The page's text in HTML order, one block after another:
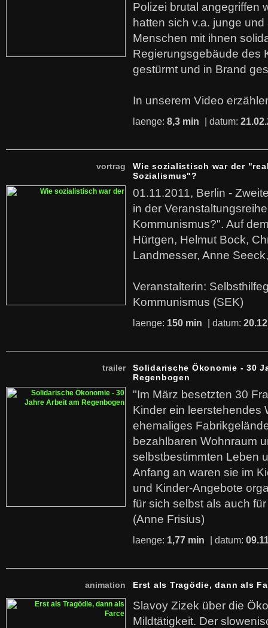
Polizei brutal angegriffen
hatten sich v.a. junge
Menschen mit ihnen
Regierungsgebäude des
gestürmt und in Brand
In unserem Video
laenge: 8,3 min | datum:
vortrag
Wie sozialistisch war der
Sozialismus"?
01.11.2011, Berlin -
in der
Kommunismus?". Auf
Hürtgen, Helmut Bock,
Landmesser, Anne
Veranstalterin:
Kommunismus (SEK)
laenge: 150 min | datum:
trailer
Solidarische Ökonomie - 30
Regenbogen
"Im März besetzten 30
Kinder ein leerstehendes
ehemaliges
bezahlbaren Wohnraum
selbstbestimmten Leben
Anfang an waren sie im
und Kinder-Angebote
für sich selbst als auch
(Anne Frisius)
laenge: 1,77 min | datum:
animation Erst als Tragödie, dann als
Slavoy Zizek über die
Mildtätigkeit. Der